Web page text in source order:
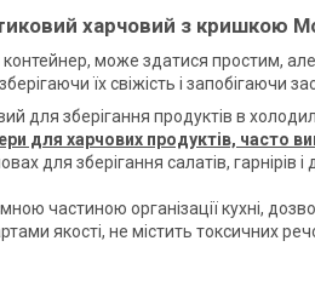
харчовий з кришкою
може здатися простим,
їх свіжість і запобігаючи
для зберігання продуктів в
для харчових продуктів, часто
для зберігання салатів, гарнірів і
частиною організації кухні,
якості, не містить токсичних